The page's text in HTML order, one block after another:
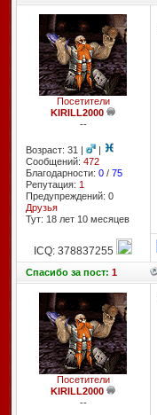
Посетители
KIRILL2000
--
Возраст: 31 |
|
Сообщений: 472
Благодарности: 0/ 75
Репутация: 1
Предупреждений: 0
Друзья
Тут: 18 лет 10 месяцев
ICQ: 378837255
Спасибоза пост: 1
Посетители
KIRILL2000
--